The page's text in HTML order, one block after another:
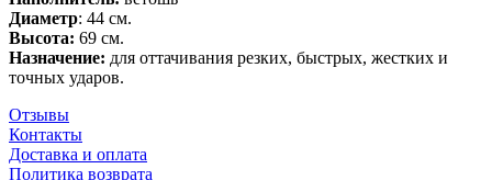
Диаметр: 44 см.
Высота: 69 см.
Назначение: для оттачивания резких, быстрых, жестких и
точных ударов.
Отзывы
Контакты
Доставка и оплата
Политика возврата